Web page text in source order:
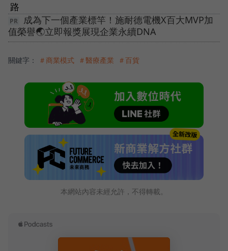
路
成為下一個產業標竿！施耐德電機X百大MVP加
值榮譽🌏立即報獎展現企業永續DNA
關鍵字： ＃商業模式 ＃醫療產業 ＃百貨
本網站內容未經允許，不得轉載。